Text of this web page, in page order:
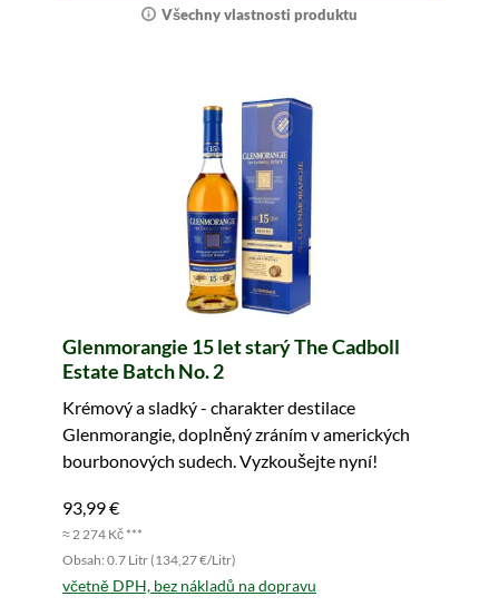
Všechny vlastnosti produktu
Glenmorangie 15 let starý The Cadboll
Estate Batch No. 2
Krémový a sladký - charakter destilace
Glenmorangie, doplněný zráním v amerických
bourbonových sudech. Vyzkoušejte nyní!
93,99 €
≈ 2 274 Kč ***
Obsah: 0.7 Litr (134,27 €/Litr)
včetně DPH, bez nákladů na dopravu